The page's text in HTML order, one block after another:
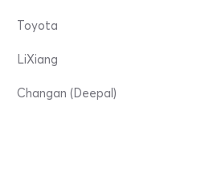
Toyota
LiXiang
Changan (Deepal)